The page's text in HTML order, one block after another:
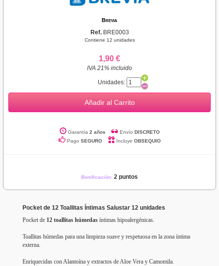
Brevia
Ref. BRE0003
Contiene 12 unidades
1,90 €
IVA 21% incluido
Unidades:
Añadir al Carrito
Garantía 2 años Envío DISCRETO
Pago SEGURO Incluye OBSEQUIO
Bonificación: 2 puntos
Pocket de 12 Toallitas Íntimas Salustar 12 unidades
Pocket de 12 toallitas húmedas íntimas hipoalergénicas.
Toallitas húmedas para una limpieza suave y respetuosa en la zona íntima
externa.
Enriquecidas con Alantoína y extractos de Aloe Vera y Camomila.